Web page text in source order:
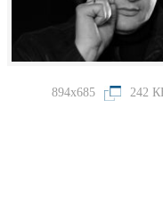
894x685 242